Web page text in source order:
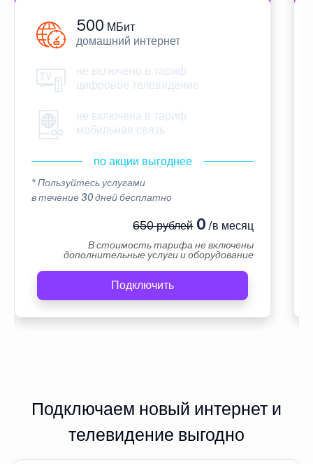
500 МБит
домашний интернет
не включено в тариф
цифровое телевидение
не включена в тариф
мобильная связь
по акции выгоднее
* Пользуйтесь услугами
в течение 30 дней бесплатно
650 рублей0 /в месяц
В стоимость тарифа не включены
дополнительные услуги и оборудование
Подключить
Подключаем новый интернет и
телевидение выгодно